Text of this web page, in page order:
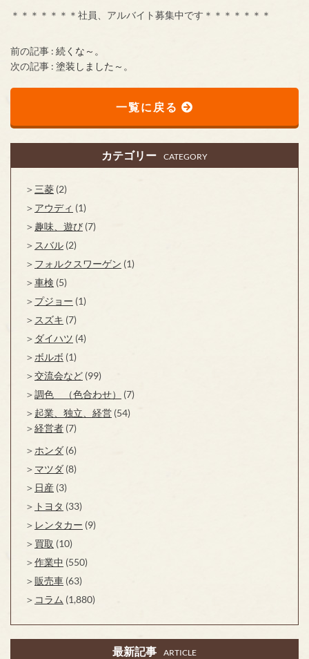
＊＊＊＊＊＊＊社員、アルバイト募集中です＊＊＊＊＊＊＊
前の記事 : 続くな～。
次の記事 : 塗装しました～。
一覧に戻る
カテゴリー CATEGORY
三菱 (2)
アウディ (1)
趣味、遊び (7)
スバル (2)
フォルクスワーゲン (1)
車検 (5)
プジョー (1)
スズキ (7)
ダイハツ (4)
ボルボ (1)
交流会など (99)
調色 （色合わせ）
(7)
起業、独立、経営 (54)
経営者 (7)
ホンダ (6)
マツダ (8)
日産 (3)
トヨタ (33)
レンタカー (9)
買取 (10)
作業中 (550)
販売車 (63)
コラム (1,880)
最新記事 ARTICLE